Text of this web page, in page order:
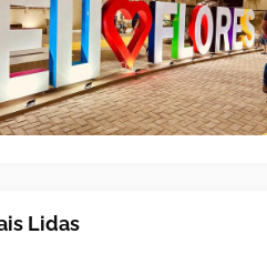
Lidas